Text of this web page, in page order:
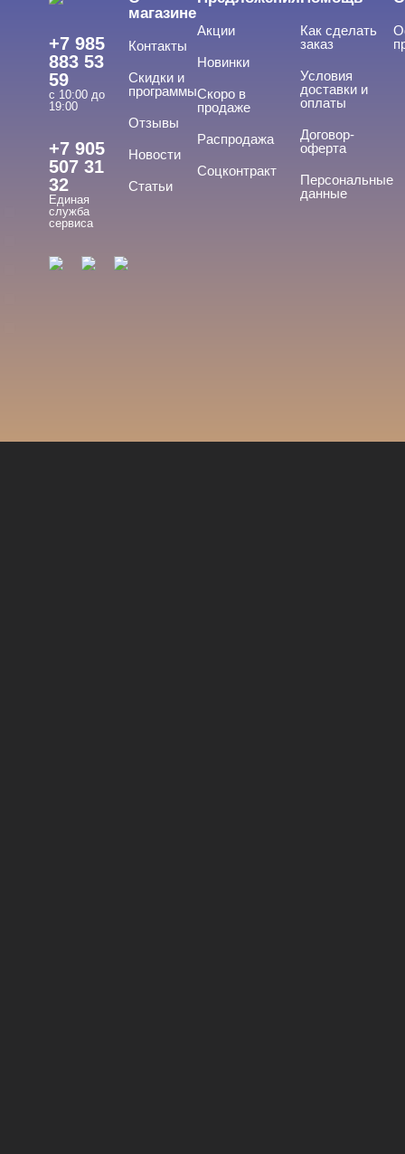
Cвернуть
База
База жесткая
+7 985
883 53
59
с 10:00 до
19:00
+7 905
507 31
32
Единая
служба
сервиса
магазине
Контакты
Скидки и
программы
Отзывы
Новости
Статьи
Акции
Новинки
Скоро в
продаже
Распродажа
Соцконтракт
Как сделать
заказ
Условия
доставки и
оплаты
Договор-
оферта
Персональные
данные